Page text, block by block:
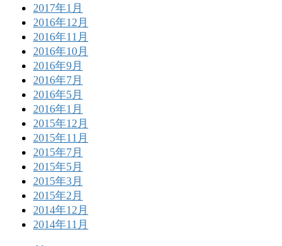
2017年1月
2016年12月
2016年11月
2016年10月
2016年9月
2016年7月
2016年5月
2016年1月
2015年12月
2015年11月
2015年7月
2015年5月
2015年3月
2015年2月
2014年12月
2014年11月